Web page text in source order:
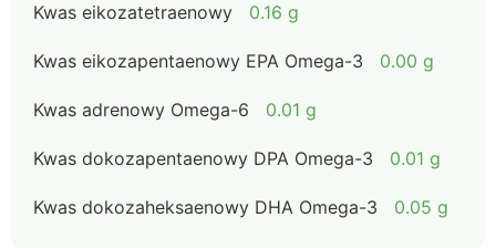
Kwas eikozatetraenowy 0.16 g
Kwas eikozapentaenowy EPA Omega-3 0.00 g
Kwas adrenowy Omega-6 0.01 g
Kwas dokozapentaenowy DPA Omega-3 0.01 g
Kwas dokozaheksaenowy DHA Omega-3 0.05 g